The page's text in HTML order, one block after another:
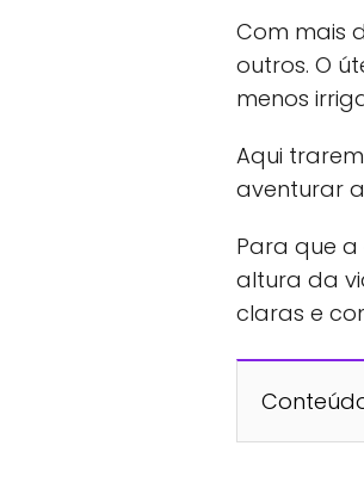
Com mais
outros. O
menos
Aqui
aventurar
Para que
altura da
claras e